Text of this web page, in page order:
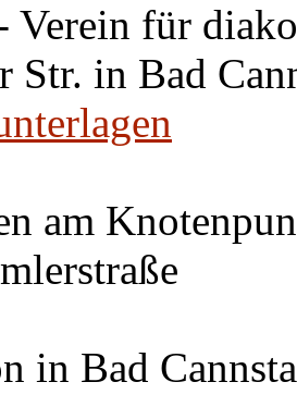
Verein für
Str. in Bad
am
in Bad